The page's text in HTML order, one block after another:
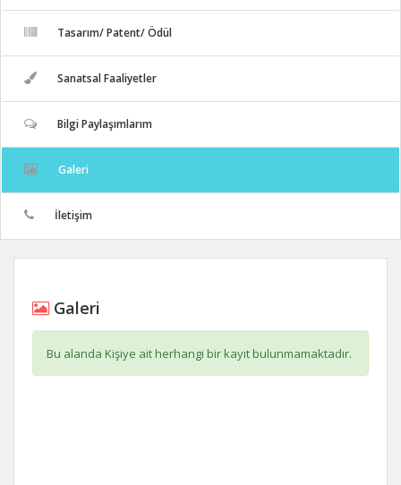
Tasarım/ Patent/ Ödül
Sanatsal Faaliyetler
Bilgi Paylaşımlarım
Galeri
İletişim
Galeri
Bu alanda Kişiye ait herhangi bir kayıt bulunmamaktadır.